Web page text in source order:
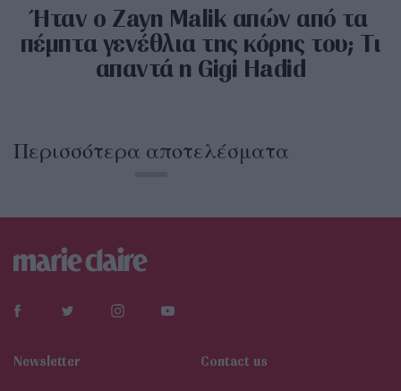
Ήταν ο Zayn Malik απών από τα
πέμπτα γενέθλια της κόρης του; Τι
απαντά η Gigi Hadid
Περισσότερα αποτελέσματα
Newsletter Contact us